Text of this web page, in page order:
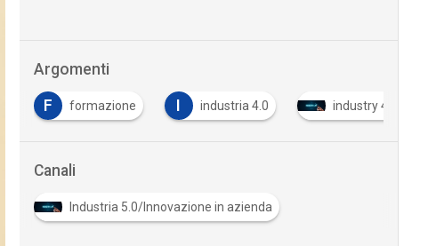
Argomenti
F formazione industria 4.0 industry 4.0
Canali
Industria 5.0/Innovazione in azienda